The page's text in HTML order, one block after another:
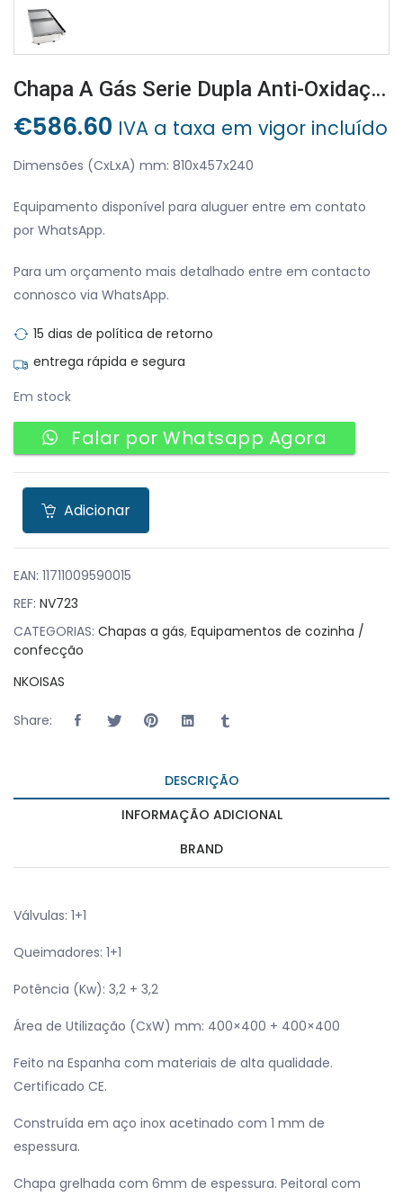
Chapa A Gás Serie Dupla Anti-Oxidação 400×400 + 400×400
€586.60 IVA a taxa em vigor incluído
Dimensões (CxLxA) mm: 810x457x240
Equipamento disponível para aluguer entre em contato
por WhatsApp.
Para um orçamento mais detalhado entre em contacto
connosco via WhatsApp.
15 dias de política de retorno
entrega rápida e segura
Em stock
Falar por Whatsapp Agora
Adicionar
EAN: 11711009590015
REF: NV723
CATEGORIAS: Chapas a gás, Equipamentos de cozinha /
confecção
NKOISAS
Share:
DESCRIÇÃO
INFORMAÇÃO ADICIONAL
BRAND
Válvulas: 1+1
Queimadores: 1+1
Potência (Kw): 3,2 + 3,2
Área de Utilização (CxW) mm: 400×400 + 400×400
Feito na Espanha com materiais de alta qualidade.
Certificado CE.
Construída em aço inox acetinado com 1 mm de
espessura.
Chapa grelhada com 6mm de espessura. Peitoral com